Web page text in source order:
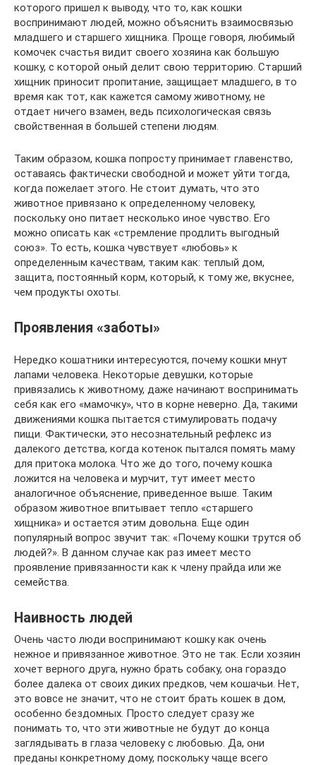
которого пришел к выводу, что то, как кошки
воспринимают людей, можно объяснить взаимосвязью
младшего и старшего хищника. Проще говоря, любимый
комочек счастья видит своего хозяина как большую
кошку, с которой оный делит свою территорию. Старший
хищник приносит пропитание, защищает младшего, в то
время как тот, как кажется самому животному, не
отдает ничего взамен, ведь психологическая связь
свойственная в большей степени людям.
Таким образом, кошка попросту принимает главенство,
оставаясь фактически свободной и может уйти тогда,
когда пожелает этого. Не стоит думать, что это
животное привязано к определенному человеку,
поскольку оно питает несколько иное чувство. Его
можно описать как «стремление продлить выгодный
союз». То есть, кошка чувствует «любовь» к
определенным качествам, таким как: теплый дом,
защита, постоянный корм, который, к тому же, вкуснее,
чем продукты охоты.
Проявления «заботы»
Нередко кошатники интересуются, почему кошки мнут
лапами человека. Некоторые девушки, которые
привязались к животному, даже начинают воспринимать
себя как его «мамочку», что в корне неверно. Да, такими
движениями кошка пытается стимулировать подачу
пищи. Фактически, это несознательный рефлекс из
далекого детства, когда котенок пытался помять маму
для притока молока. Что же до того, почему кошка
ложится на человека и мурчит, тут имеет место
аналогичное объяснение, приведенное выше. Таким
образом животное впитывает тепло «старшего
хищника» и остается этим довольна. Еще один
популярный вопрос звучит так: «Почему кошки трутся об
людей?». В данном случае как раз имеет место
проявление привязанности как к члену прайда или же
семейства.
Наивность людей
Очень часто люди воспринимают кошку как очень
нежное и привязанное животное. Это не так. Если хозяин
хочет верного друга, нужно брать собаку, она гораздо
более далека от своих диких предков, чем кошачьи. Нет,
это вовсе не значит, что не стоит брать кошек в дом,
особенно бездомных. Просто следует сразу же
понимать то, что эти животные не будут до конца
заглядывать в глаза человеку с любовью. Да, они
преданы конкретному дому, поскольку чаще всего